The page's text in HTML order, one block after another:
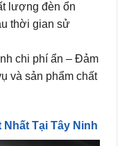
lượng đèn ổn
thời gian sử
chi phí ẩn – Đảm
và sản phẩm chất
Tại Tây Ninh